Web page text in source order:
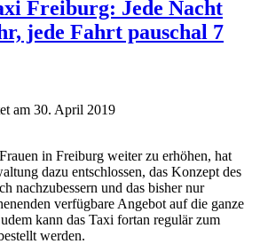
Freiburg: Jede Nacht
jede Fahrt pauschal 7
am 30. April 2019
in Freiburg weiter zu erhöhen, hat
dazu entschlossen, das Konzept des
nachzubessern und das bisher nur
verfügbare Angebot auf die ganze
kann das Taxi fortan regulär zum
werden.